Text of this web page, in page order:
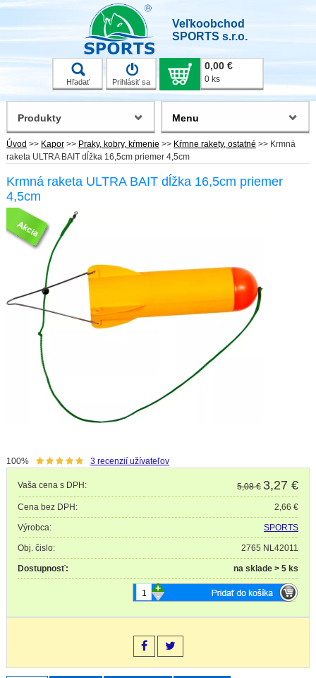
Veľkoobchod
SPORTS s.r.o.
Hľadať Prihlásiť sa
0,00 €
0 ks
Úvod >> Kapor >> Praky, kobry, kŕmenie >> Kŕmne rakety, ostatné >> Krmná
raketa ULTRA BAIT dĺžka 16,5cm priemer 4,5cm
Krmná raketa ULTRA BAIT dĺžka 16,5cm priemer
4,5cm
100% 3 recenzií užívateľov
Vaša cena s DPH: 5,08 € 3,27 €
Cena bez DPH: 2,66 €
Výrobca: SPORTS
Obj. čislo: 2765 NL42011
Dostupnosť: na sklade > 5 ks
-
+
Produkty Menu